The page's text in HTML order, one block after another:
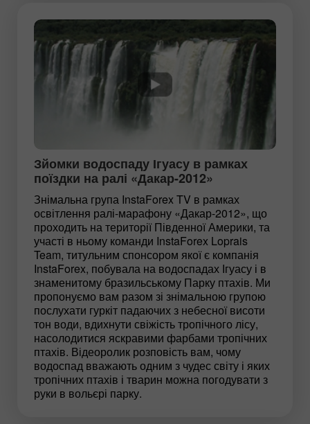
Зйомки водоспаду Ігуасу в рамках
поїздки на ралі «Дакар-2012»
Знімальна група InstaForex TV в рамках
освітлення ралі-марафону «Дакар-2012», що
проходить на території Південної Америки, та
участі в ньому команди InstaForex Loprais
Team, титульним спонсором якої є компанія
InstaForex, побувала на водоспадах Ігуасу і в
знаменитому бразильському Парку птахів. Ми
пропонуємо вам разом зі знімальною групою
послухати гуркіт падаючих з небесної висоти
тон води, вдихнути свіжість тропічного лісу,
насолодитися яскравими фарбами тропічних
птахів. Відеоролик розповість вам, чому
водоспад вважають одним з чудес світу і яких
тропічних птахів і тварин можна погодувати з
руки в вольєрі парку.